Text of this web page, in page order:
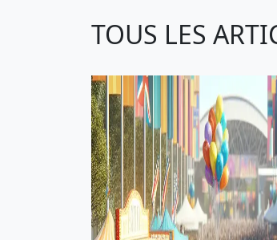
TOUS LES